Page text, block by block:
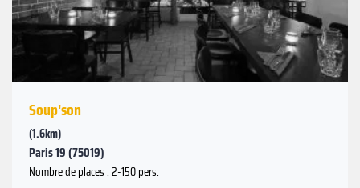
Soup'son
(1.6km)
Paris 19 (75019)
Nombre de places : 2-150 pers.